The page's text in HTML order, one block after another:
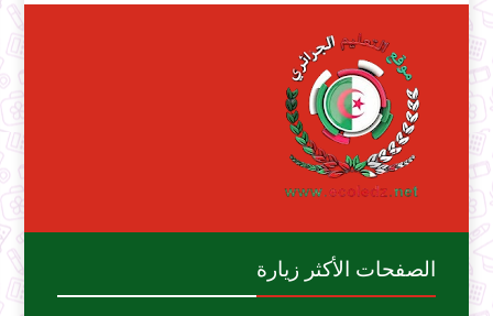
الصفحات الأكثر زيارة